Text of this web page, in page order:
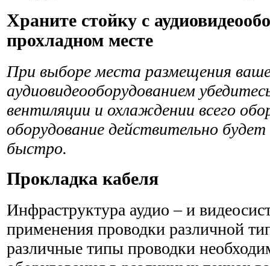
Храните стойку с
прохладном месте
При выборе места размещения
аудиовидеооборудова­нием
вентиляции и охлаждении всего
оборудование действительно будет
быстро.
Прокладка кабеля
Инфраструктура аудио – и
применения проводки различной
различные типы проводки